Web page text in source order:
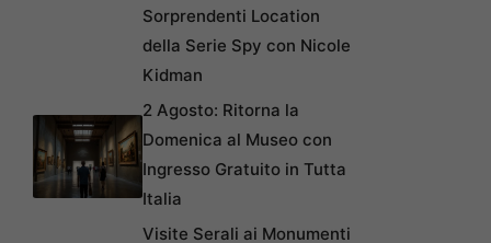
Sorprendenti Location
della Serie Spy con Nicole
Kidman
2 Agosto: Ritorna la
Domenica al Museo con
Ingresso Gratuito in Tutta
Italia
Visite Serali ai Monumenti